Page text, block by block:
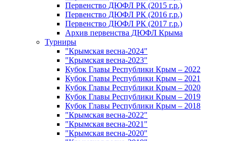
Первенство ДЮФЛ РК (2015 г.р.)
Первенство ДЮФЛ РК (2016 г.р.)
Первенство ДЮФЛ РК (2017 г.р.)
Архив первенства ДЮФЛ Крыма
Турниры
"Крымская весна-2024"
"Крымская весна-2023"
Кубок Главы Республики Крым – 2022
Кубок Главы Республики Крым – 2021
Кубок Главы Республики Крым – 2020
Кубок Главы Республики Крым – 2019
Кубок Главы Республики Крым – 2018
"Крымская весна-2022"
"Крымская весна-2021"
"Крымская весна-2020"